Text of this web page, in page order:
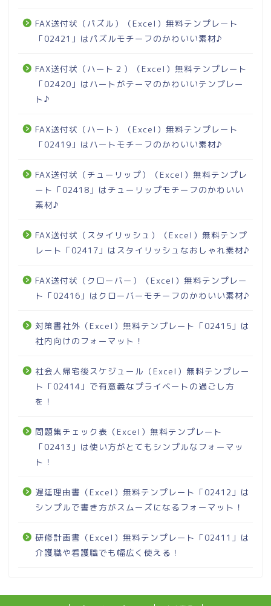
FAX送付状（パズル）（Excel）無料テンプレート
「02421」はパズルモチーフのかわいい素材♪
FAX送付状（ハート２）（Excel）無料テンプレート
「02420」はハートがテーマのかわいいテンプレー
ト♪
FAX送付状（ハート）（Excel）無料テンプレート
「02419」はハートモチーフのかわいい素材♪
FAX送付状（チューリップ）（Excel）無料テンプレ
ート「02418」はチューリップモチーフのかわいい
素材♪
FAX送付状（スタイリッシュ）（Excel）無料テンプ
レート「02417」はスタイリッシュなおしゃれ素材♪
FAX送付状（クローバー）（Excel）無料テンプレー
ト「02416」はクローバーモチーフのかわいい素材♪
対策書社外（Excel）無料テンプレート「02415」は
社内向けのフォーマット！
社会人帰宅後スケジュール（Excel）無料テンプレー
ト「02414」で有意義なプライベートの過ごし方
を！
問題集チェック表（Excel）無料テンプレート
「02413」は使い方がとてもシンプルなフォーマッ
ト！
遅延理由書（Excel）無料テンプレート「02412」は
シンプルで書き方がスムーズになるフォーマット！
研修計画書（Excel）無料テンプレート「02411」は
介護職や看護職でも幅広く使える！